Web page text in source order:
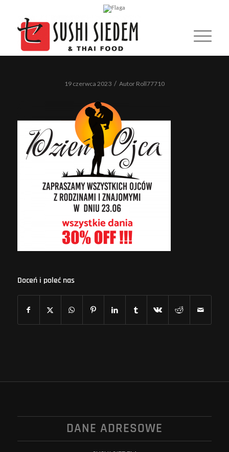
19 czerwca 2023 / Autor Roll77710
Doceń i poleć nas
DANE ADRESOWE